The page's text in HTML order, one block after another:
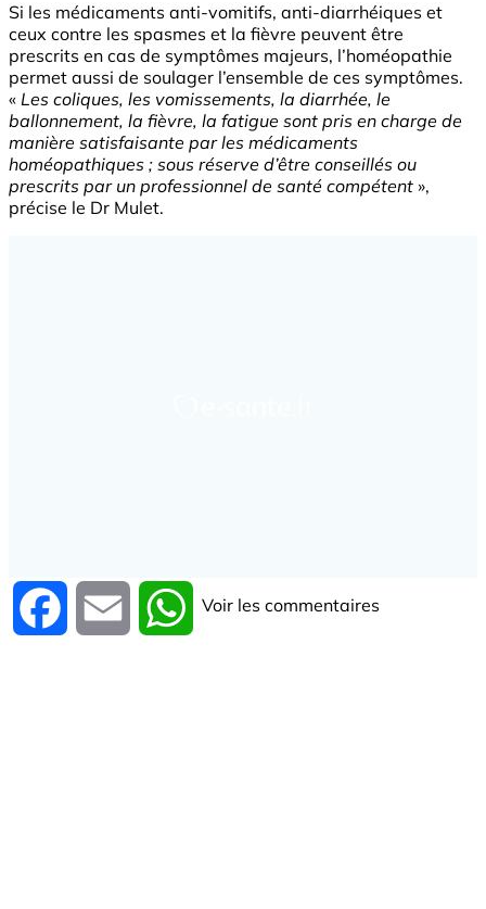
Si les médicaments anti-vomitifs, anti-diarrhéiques et
ceux contre les spasmes et la fièvre peuvent être
prescrits en cas de symptômes majeurs, l’homéopathie
permet aussi de soulager l’ensemble de ces symptômes.
« Les coliques, les vomissements, la diarrhée, le
ballonnement, la fièvre, la fatigue sont pris en charge de
manière satisfaisante par les médicaments
homéopathiques ; sous réserve d’être conseillés ou
prescrits par un professionnel de santé compétent »,
précise le Dr Mulet.
Facebook Email WhatsApp
Voir les commentaires